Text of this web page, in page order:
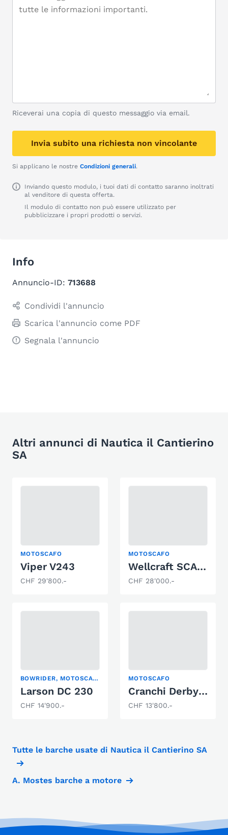
Riceverai una copia di questo messaggio via email.
Invia subito una richiesta non vincolante
Si applicano le nostre Condizioni generali.
Inviando questo modulo, i tuoi dati di contatto saranno inoltrati
al venditore di questa offerta.
Il modulo di contatto non può essere utilizzato per
pubblicizzare i propri prodotti o servizi.
Info
Annuncio-ID: 713688
Condividi l'annuncio
Scarica l'annuncio come PDF
Segnala l'annuncio
Altri annunci di Nautica il Cantierino
SA
MOTOSCAFO
Viper V243
CHF 29'800.-
MOTOSCAFO
Wellcraft SCARAB
CHF 28'000.-
BOWRIDER, MOTOSCAFO
Larson DC 230
CHF 14'900.-
MOTOSCAFO
Cranchi Derby 700
CHF 13'800.-
Tutte le barche usate di Nautica il Cantierino SA
A. Mostes barche a motore